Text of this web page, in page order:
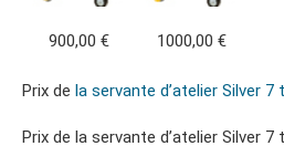
900,00 € 1000,00 €
Prix de la servante d’atelier Silver 7
Prix de la servante d’atelier Silver